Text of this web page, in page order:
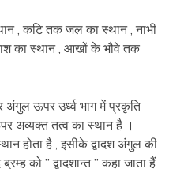
, कटि तक जल का स्थान , नाभी
का स्थान , आखों के भौवे तक
अंगुल ऊपर उर्ध्व भाग में प्रकृति
अव्यक्त तत्व का स्थान है ।
होता है , इसीके द्वादश अंगुल की
को ” द्वादशान्त ” कहा जाता हैं